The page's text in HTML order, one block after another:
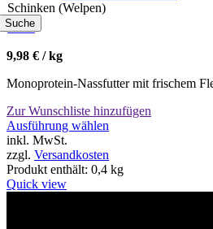
Suche
Schinken (Welpen)
Clear
9,98 € /kg
Monoprotein-Nassfutter mit frischem
Zur Wunschliste hinzufügen
Ausführung wählen
mehrere
inkl. MwSt.
zzgl. Versandkosten
Produkt enthält: 0,4 kg
Quick view